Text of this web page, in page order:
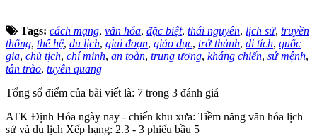
Tags: cách mạng, văn hóa, đặc biệt, thái nguyên, lịch sử, truyền
thống, thế hệ, du lịch, giai đoạn, giáo dục, trở thành, di tích, quốc
gia, chủ tịch, chí minh, an toàn, trung ương, kháng chiến, sứ mệnh,
tân trào, tuyên quang
Tổng số điểm của bài viết là: 7 trong 3 đánh giá
ATK Định Hóa ngày nay - chiến khu xưa: Tiềm năng văn hóa lịch
sử và du lịch Xếp hạng: 2.3 - 3 phiếu bầu 5